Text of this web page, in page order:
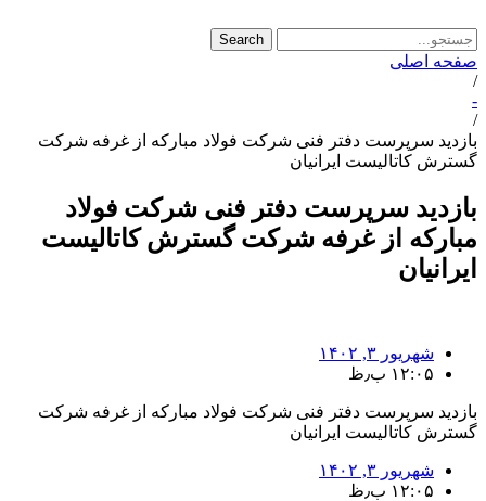
Search
صفحه اصلی
/
-
/
بازدید سرپرست دفتر فنی شرکت فولاد مبارکه از غرفه شرکت
گسترش کاتالیست ایرانیان
بازدید سرپرست دفتر فنی شرکت فولاد
مبارکه از غرفه شرکت گسترش کاتالیست
ایرانیان
شهریور ۳, ۱۴۰۲
۱۲:۰۵ ب٫ظ
بازدید سرپرست دفتر فنی شرکت فولاد مبارکه از غرفه شرکت
گسترش کاتالیست ایرانیان
شهریور ۳, ۱۴۰۲
۱۲:۰۵ ب٫ظ